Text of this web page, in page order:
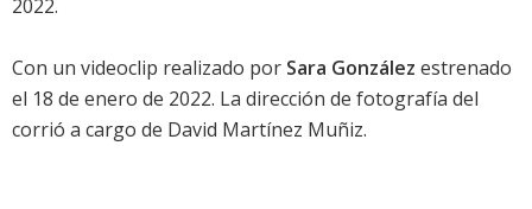
2022.
Con un videoclip realizado por Sara González estrenado
el 18 de enero de 2022. La dirección de fotografía del
corrió a cargo de David Martínez Muñiz.